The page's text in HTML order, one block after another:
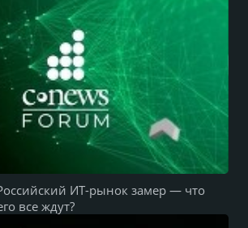
ИТ-рынок замер — что
все ждут?